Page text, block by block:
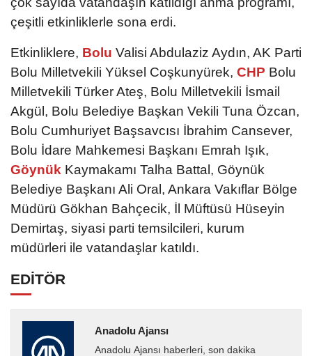
çeşitli etkinliklerle sona erdi.
Etkinliklere, Bolu Valisi Abdulaziz Aydın, AK Parti
Bolu Milletvekili Yüksel Coşkunyürek, CHP Bolu
Milletvekili Türker Ateş, Bolu Milletvekili İsmail
Akgül, Bolu Belediye Başkan Vekili Tuna Özcan,
Bolu Cumhuriyet Başsavcısı İbrahim Cansever,
Bolu İdare Mahkemesi Başkanı Emrah Işık,
Göynük Kaymakamı Talha Battal, Göynük
Belediye Başkanı Ali Oral, Ankara Vakıflar Bölge
Müdürü Gökhan Bahçecik, İl Müftüsü Hüseyin
Demirtaş, siyasi parti temsilcileri, kurum
müdürleri ile vatandaşlar katıldı.
EDİTÖR
Anadolu Ajansı
Anadolu Ajansı haberleri, son dakika